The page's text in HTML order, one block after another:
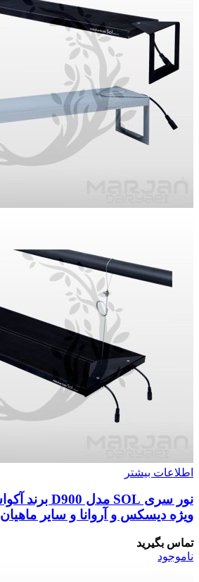
اطلاعات بیشتر
ویژه دیسکس و آروانا و سایر ماهیان
تماس بگیرید
ناموجود